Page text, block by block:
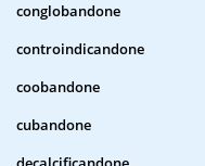
conglobandone
controindicandone
coobandone
cubandone